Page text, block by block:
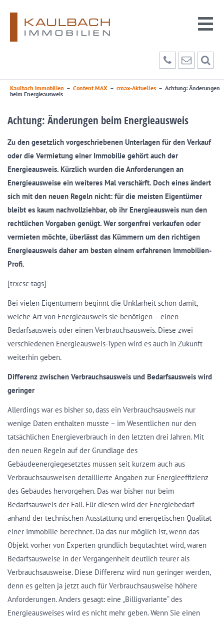
Kaulbach Immobilien – Content MAX – cmax-Aktuelles – Achtung: Änderungen
beim Energieausweis
Achtung: Änderungen beim Energieausweis
Zu den gesetzlich vorgeschriebenen Unterlagen für den Verkauf
oder die Vermietung einer Immobilie gehört auch der
Energieausweis. Kürzlich wurden die Anforderungen an
Energieausweise ein weiteres Mal verschärft. Doch eines ändert
sich mit den neuen Regeln nicht: für die meisten Eigentümer
bleibt es kaum nachvollziehbar, ob ihr Energieausweis nun den
rechtlichen Vorgaben genügt. Wer sorgenfrei verkaufen oder
vermieten möchte, überlässt das Kümmern um den richtigen
Energieausweis daher am besten einem erfahrenen Immobilien-
Profi.
[trxcsc-tags]
Bei vielen Eigentümern beginnt die Unklarheit schon damit,
welche Art von Energieausweis sie benötigen – einen
Bedarfsausweis oder einen Verbrauchsausweis. Diese zwei
verschiedenen Energieausweis-Typen wird es auch in Zukunft
weiterhin geben.
Differenz zwischen Verbrauchsausweis und Bedarfsausweis wird
geringer
Allerdings war es bisher so, dass ein Verbrauchsausweis nur
wenige Daten enthalten musste – im Wesentlichen nur den
tatsächlichen Energieverbrauch in den letzten drei Jahren. Mit
den neuen Regeln auf der Grundlage des
Gebäudeenergiegesetztes müssen seit kurzem auch aus
Verbrauchsausweisen detaillierte Angaben zur Energieeffizienz
des Gebäudes hervorgehen. Das war bisher nur beim
Bedarfsausweis der Fall. Für diesen wird der Energiebedarf
anhand der technischen Ausstattung und energetischen Qualität
einer Immobilie berechnet. Da das nur möglich ist, wenn das
Objekt vorher von Experten gründlich begutachtet wird, waren
Bedarfsausweise in der Vergangenheit deutlich teurer als
Verbrauchsausweise. Diese Differenz wird nun geringer werden,
denn es gelten ja jetzt auch für Verbrauchsausweise höhere
Anforderungen. Anders gesagt: eine „Billigvariante“ des
Energieausweises wird es nicht mehr geben. Wenn Sie einen